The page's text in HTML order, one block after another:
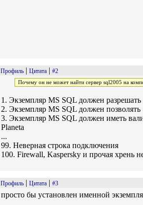
Профиль | Цитата | #2
Почему он не может найти сервер sql2005 на
1. Экземпляр MS SQL должен
2. Экземпляр MS SQL должен
3. Экземпляр MS SQL должен иметь
Planeta
...
99. Неверная строка подключения
100. Firewall, Kaspersky и прочая хрень
Профиль | Цитата | #3
просто бы установлен именной